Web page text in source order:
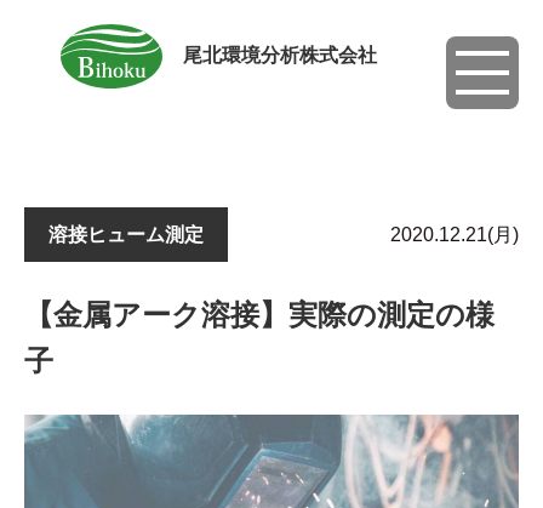
尾北環境分析株式会社
toggle
溶接ヒューム測定 2020.12.21(月)
【金属アーク溶接】実際の測定の様
子